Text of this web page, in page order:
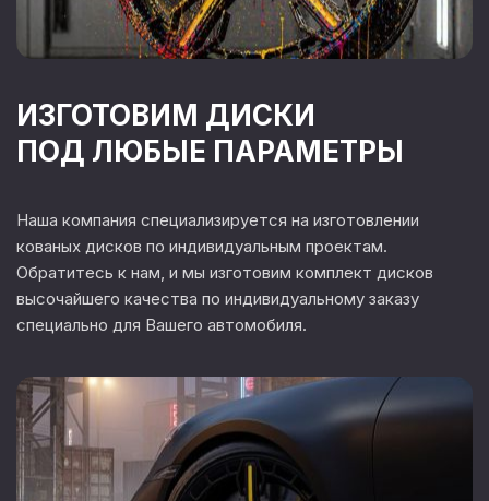
ИЗГОТОВИМ ДИСКИ
ПОД ЛЮБЫЕ ПАРАМЕТРЫ
Наша компания специализируется на изготовлении
кованых дисков по индивидуальным проектам.
Обратитесь к нам, и мы изготовим комплект дисков
высочайшего качества по индивидуальному заказу
специально для Вашего автомобиля.